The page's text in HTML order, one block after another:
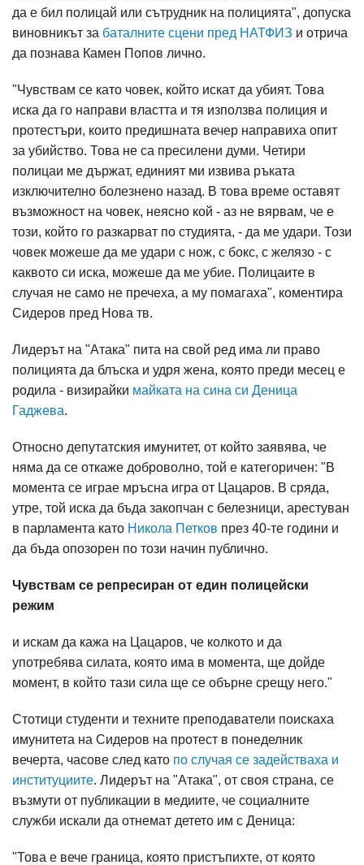
да е бил полицай или сътрудник на полицията", допуска
виновникът за баталните сцени пред НАТФИЗ и отрича
да познава Камен Попов лично.
"Чувствам се като човек, който искат да убият. Това
иска да го направи властта и тя използва полиция и
протестъри, които предишната вечер направиха опит
за убийство. Това не са пресилени думи. Четири
полицаи ме държат, единият ми извива ръката
изключително болезнено назад. В това време оставят
възможност на човек, неясно кой - аз не вярвам, че е
този, който го разкарват по студията, - да ме удари. Този
човек можеше да ме удари с нож, с бокс, с желязо - с
каквото си иска, можеше да ме убие. Полицаите в
случая не само не пречеха, а му помагаха", коментира
Сидеров пред Нова тв.
Лидерът на "Атака" пита на свой ред има ли право
полицията да блъска и удря жена, която преди месец е
родила - визирайки майката на сина си Деница
Гаджева.
Относно депутатския имунитет, от който заявява, че
няма да се откаже доброволно, той е категоричен: "В
момента се играе мръсна игра от Цацаров. В сряда,
утре, той иска да бъда закопчан с белезници, арестуван
в парламента като Никола Петков през 40-те години и
да бъда опозорен по този начин публично.
Чувствам се репресиран от един полицейски
режим
и искам да кажа на Цацаров, че колкото и да
употребява силата, която има в момента, ще дойде
момент, в който тази сила ще се обърне срещу него."
Стотици студенти и техните преподаватели поискаха
имунитета на Сидеров на протест в понеделник
вечерта, часове след като по случая се задействаха и
институциите. Лидерът на "Атака", от своя страна, се
възмути от публикации в медиите, че социалните
служби искали да отнемат детето им с Деница:
"Това е вече граница, която пристъпихте, от която